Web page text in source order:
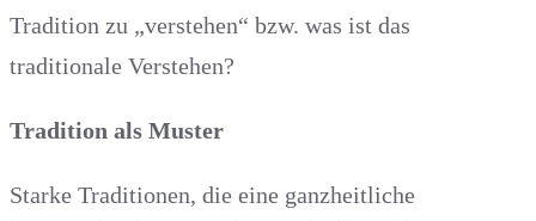
Tradition zu „verstehen“ bzw. was ist das
traditionale Verstehen?
Tradition als Muster
Starke Traditionen, die eine ganzheitliche